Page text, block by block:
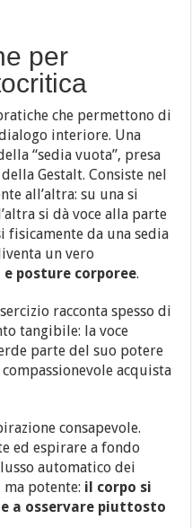
per
che permettono di
interiore. Una
“sedia vuota”, presa
Gestalt. Consiste nel
all’altra: su una si
si dà voce alla parte
fisicamente da una sedia
un vero
posture corporee.
racconta spesso di
tangibile: la voce
parte del suo potere
acquista
consapevole.
ed espirare a fondo
automatico dei
ma potente: il corpo si
a osservare piuttosto